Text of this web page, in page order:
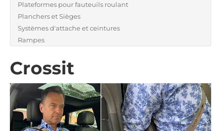
Plateformes pour fauteuils roulant
Planchers et Sièges
Systèmes d'attache et ceintures
Rampes
Crossit